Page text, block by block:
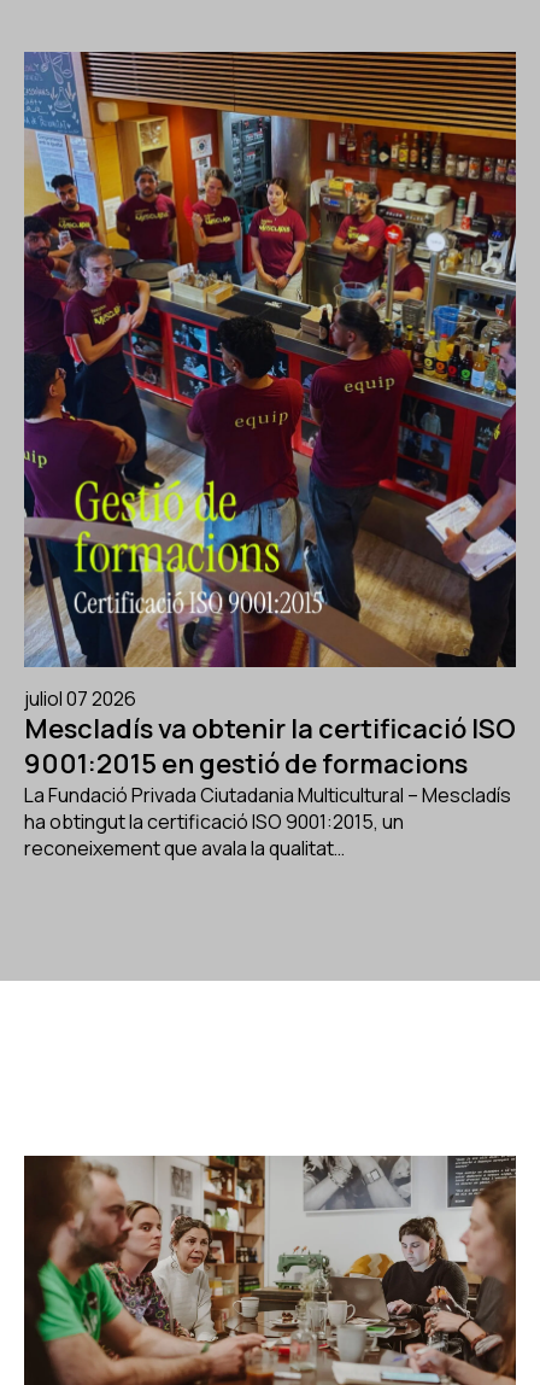
juliol 07 2026
Mescladís va obtenir la certificació ISO
9001:2015 en gestió de formacions
La Fundació Privada Ciutadania Multicultural – Mescladís
ha obtingut la certificació ISO 9001:2015, un
reconeixement que avala la qualitat…